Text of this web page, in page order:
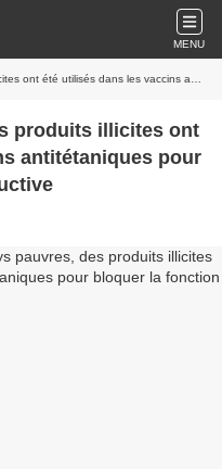
MENU
vaccins antitétaniques pour bloquer la fonction reproductive
produits illicites ont
antitétaniques pour